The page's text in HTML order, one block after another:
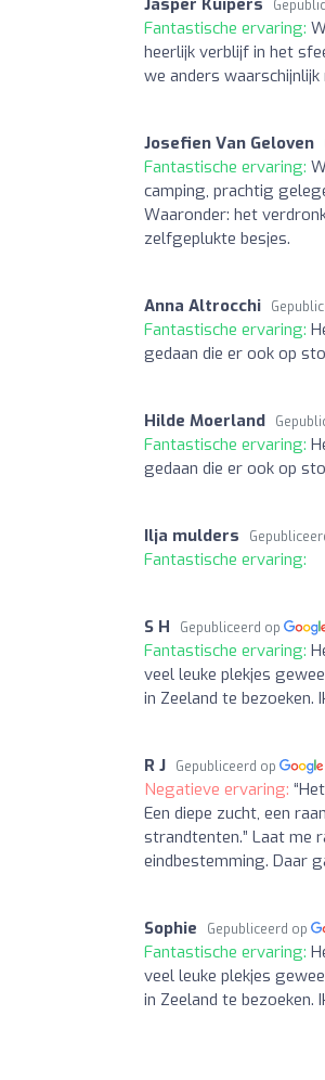
Fantastische ervaring:
heerlijk verblijf in het
we anders
Josefien Van Geloven
Fantastische ervaring:
camping, prachtig
Waaronder: het
zelfgeplukte besjes.
Anna Altrocchi
Fantastische ervaring:
gedaan die er ook op
Hilde Moerland
Fantastische ervaring:
gedaan die er ook op
Ilja mulders
Fantastische ervaring:
S H Gepubliceerd op
Fantastische ervaring:
veel leuke plekjes
in Zeeland te bezoeken.
R J Gepubliceerd op
Negatieve ervaring:
Een diepe zucht, een
strandtenten.” Laat me
eindbestemming. Daar
Sophie Gepubliceerd op
Fantastische ervaring:
veel leuke plekjes
in Zeeland te bezoeken.